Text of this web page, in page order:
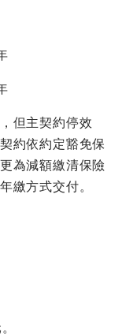
但主契約停效
約依約定豁免保
為減額繳清保險
繳方式交付。